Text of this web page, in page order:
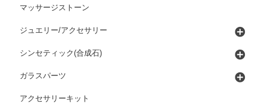
マッサージストーン
ジュエリー/アクセサリー
シンセティック(合成石)
ガラスパーツ
アクセサリーキット